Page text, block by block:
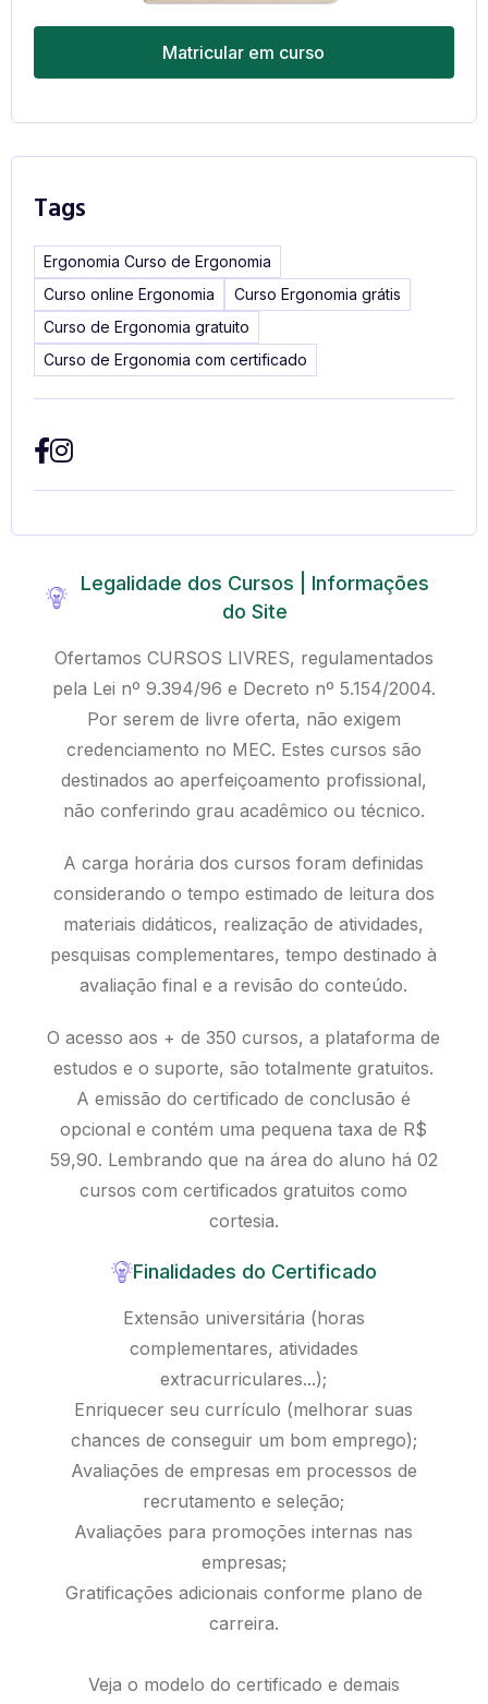
Legalidade dos Cursos | Informações
do Site
Ofertamos CURSOS LIVRES, regulamentados
pela Lei nº 9.394/96 e Decreto nº 5.154/2004.
Por serem de livre oferta, não exigem
credenciamento no MEC. Estes cursos são
destinados ao aperfeiçoamento profissional,
não conferindo grau acadêmico ou técnico.
A carga horária dos cursos foram definidas
considerando o tempo estimado de leitura dos
materiais didáticos, realização de atividades,
pesquisas complementares, tempo destinado à
avaliação final e a revisão do conteúdo.
O acesso aos + de 350 cursos, a plataforma de
estudos e o suporte, são totalmente gratuitos.
A emissão do certificado de conclusão é
opcional e contém uma pequena taxa de R$
59,90. Lembrando que na área do aluno há 02
cursos com certificados gratuitos como
cortesia.
Finalidades do Certificado
Extensão universitária (horas
complementares, atividades
extracurriculares...);
Enriquecer seu currículo (melhorar suas
chances de conseguir um bom emprego);
Avaliações de empresas em processos de
recrutamento e seleção;
Avaliações para promoções internas nas
empresas;
Gratificações adicionais conforme plano de
carreira.
Veja o modelo do certificado e demais
Matricular em curso
Tags
Ergonomia Curso de Ergonomia
Curso online Ergonomia
Curso Ergonomia grátis
Curso de Ergonomia gratuito
Curso de Ergonomia com certificado